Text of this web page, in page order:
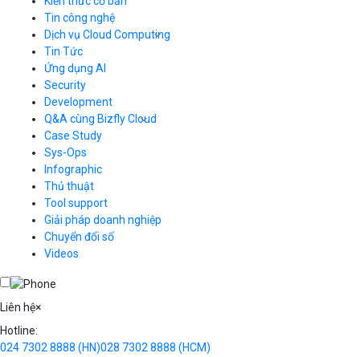
Tin công nghệ
Dịch vụ Cloud Computing
Cloud Server
CDN
Load Balancer
Auto Scaling
Container Registry
Kubernetes
Cloud Database
Call Center
Business Email
Simple Storage
VOD
VPN
Traffic Manager
Cloud VPS
Videos
Tin Tức
Ứng dụng AI
Security
Development
Q&A cùng Bizfly Cloud
Q&A về Bizfly Cloud Server
Thao tác kết nối tới server
Videos
Q&A về Bizfly Business Email
Videos
Case Study
Sys-Ops
Infographic
Thủ thuật
Tool support
Giải pháp doanh nghiệp
Chuyển đổi số
Videos
Liên hệ×
Hotline:
024 7302 8888 (HN)028 7302 8888 (HCM)